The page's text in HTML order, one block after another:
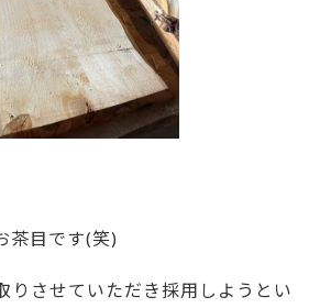
茶目です(笑)
りさせていただき採用しようとい